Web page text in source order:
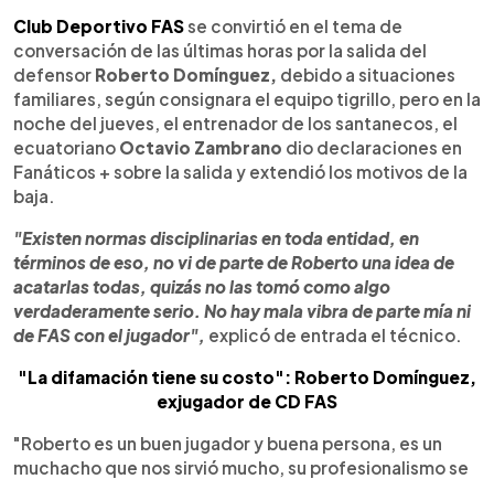
► Escuchar artículo
Club Deportivo FASse convirtió en el tema de
conversación de las últimas horas por la salida del
defensor Roberto Domínguez, debido a situaciones
familiares, según consignara el equipo tigrillo, pero en la
noche del jueves, el entrenador de los santanecos, el
ecuatoriano Octavio Zambrano dio declaraciones en
Fanáticos + sobre la salida y extendió los motivos de la
baja.
"Existen normas disciplinarias en toda entidad, en
términos de eso, no vi de parte de Roberto una idea de
acatarlas todas, quizás no las tomó como algo
verdaderamente serio. No hay mala vibra de parte mía ni
de FAS con el jugador", explicó de entrada el técnico.
"La difamación tiene su costo": Roberto Domínguez,
exjugador de CD FAS
"Roberto es un buen jugador y buena persona, es un
muchacho que nos sirvió mucho, su profesionalismo se